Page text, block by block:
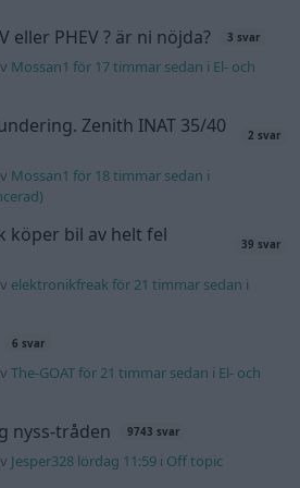
6 svar
The-GOAT för 21 timmar sedan iEl- och
nyss-tråden 9743 svar
spridare öppnar hela
KlevaRaggarn fredag 23:57
Generell
Mac 2023
KenthIJ2 fredag 12:37
till d5252t